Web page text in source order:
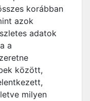
korábban
azok
adatok
a
között,
milyen